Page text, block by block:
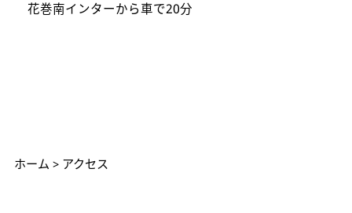
花巻南インターから車で20分
ホーム > アクセス